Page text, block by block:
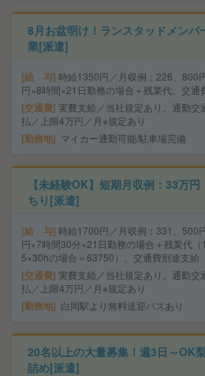
8月お盆明け！ランスタッドメンバ
業[派遣]
給 与 時給1350円／月収例：226、800
円×8時間×21日勤務の場合＋残業代、交通
交通費 実費支給／当社規定あり。通勤交
払／上限4万円／月※規定あり
勤務地 マイカー通勤可能/駐車場完備
【未経験OK】短期月収例：33万
ちり[派遣]
給 与 時給1700円／月収例：331、500
円×7時間30分×21日勤務の場合＋残業代
5×30hの場合＝63750）、交通費別途支給
交通費 実費支給／当社規定あり。通勤交
払／上限4万円／月※規定あり
勤務地 白岡駅より無料送迎バスあり
20名以上の大量募集！週3日～OK
詰め[派遣]